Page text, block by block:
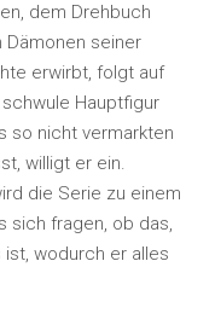
dem Drehbuch
Dämonen seiner
erwirbt, folgt auf
Hauptfigur
so nicht vermarkten
willigt er ein.
die Serie zu einem
sich fragen, ob das,
wodurch er alles